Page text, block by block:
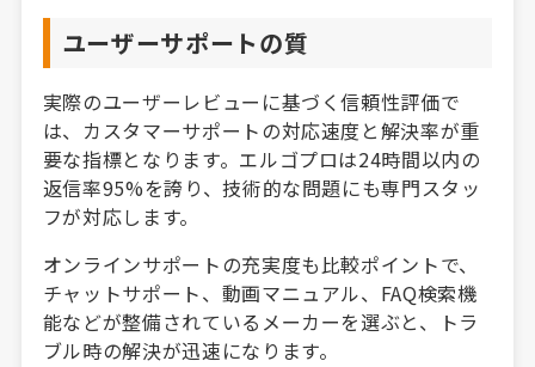
ユーザーサポートの質
実際のユーザーレビューに基づく信頼性評価で
は、カスタマーサポートの対応速度と解決率が重
要な指標となります。エルゴプロは24時間以内の
返信率95%を誇り、技術的な問題にも専門スタッ
フが対応します。
オンラインサポートの充実度も比較ポイントで、
チャットサポート、動画マニュアル、FAQ検索機
能などが整備されているメーカーを選ぶと、トラ
ブル時の解決が迅速になります。